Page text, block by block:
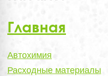
Главная
Автохимия
Расходные материалы